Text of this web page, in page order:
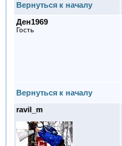
Вернуться к началу
Ден1969
Гость
Вернуться к началу
ravil_m